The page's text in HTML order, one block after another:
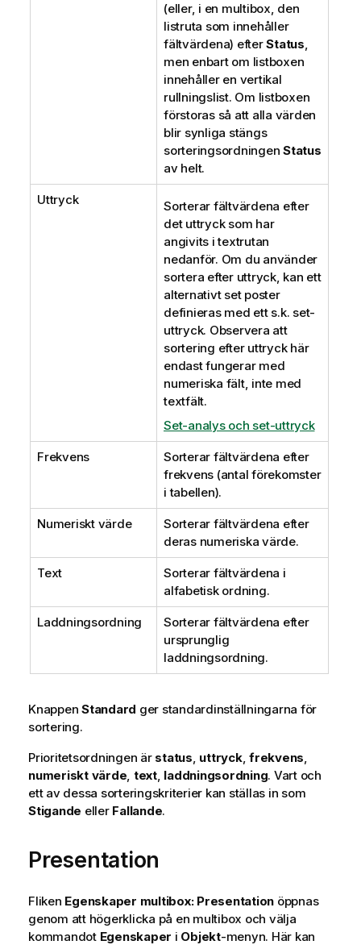
(eller, i en multibox, den
listruta som innehåller
fältvärdena) efterStatus,
men enbart om listboxen
innehåller en vertikal
rullningslist. Om listboxen
förstoras så att alla värden
blir synliga stängs
sorteringsordningen Status
av helt.
Uttryck
Sorterar fältvärdena efter
det uttryck som har
angivits i textrutan
nedanför. Om du använder
sortera efter uttryck, kan ett
alternativt set poster
definieras med ett s.k. set-
uttryck. Observera att
sortering efter uttryck här
endast fungerar med
numeriska fält, inte med
textfält.
Set-analys och set-uttryck
Frekvens
Sorterar fältvärdena efter
frekvens (antal förekomster
i tabellen).
Numeriskt värde
Sorterar fältvärdena efter
deras numeriska värde.
Text
Sorterar fältvärdena i
alfabetisk ordning.
Laddningsordning
Sorterar fältvärdena efter
ursprunglig
laddningsordning.
Knappen Standard ger standardinställningarna för
sortering.
Prioritetsordningen är status, uttryck, frekvens,
numeriskt värde, text, laddningsordning. Vart och
ett av dessa sorteringskriterier kan ställas in som
Stigande eller Fallande.
Presentation
Fliken Egenskaper multibox: Presentation öppnas
genom att högerklicka på en multibox och välja
kommandot Egenskaper i Objekt-menyn. Här kan